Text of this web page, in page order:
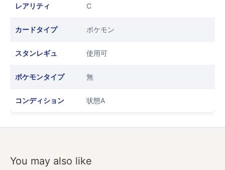
レアリティ C
カードタイプ ポケモン
スタンレギュ 使用可
ポケモンタイプ 無
コンディション 状態A
You may also like